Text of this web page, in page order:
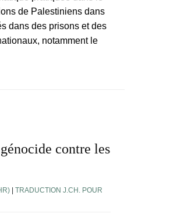
de Palestiniens dans
dans des prisons et des
notamment le
contre les
TRADUCTION J.CH. POUR